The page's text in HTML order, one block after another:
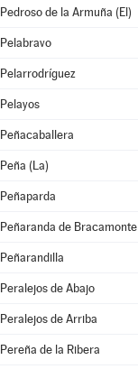
Pedroso de la Armuña (El)
Pelabravo
Pelarrodríguez
Pelayos
Peñacaballera
Peña (La)
Peñaparda
Peñaranda de Bracamonte
Peñarandilla
Peralejos de Abajo
Peralejos de Arriba
Pereña de la Ribera